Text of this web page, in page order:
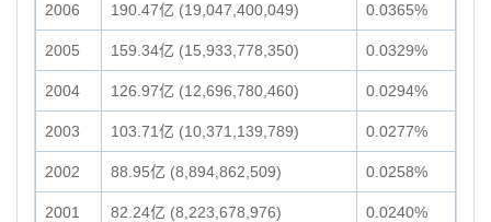
2006 190.47亿 (19,047,400,049) 0.0365%
2005 159.34亿 (15,933,778,350) 0.0329%
2004 126.97亿 (12,696,780,460) 0.0294%
2003 103.71亿 (10,371,139,789) 0.0277%
2002 88.95亿 (8,894,862,509) 0.0258%
2001 82.24亿 (8,223,678,976) 0.0240%